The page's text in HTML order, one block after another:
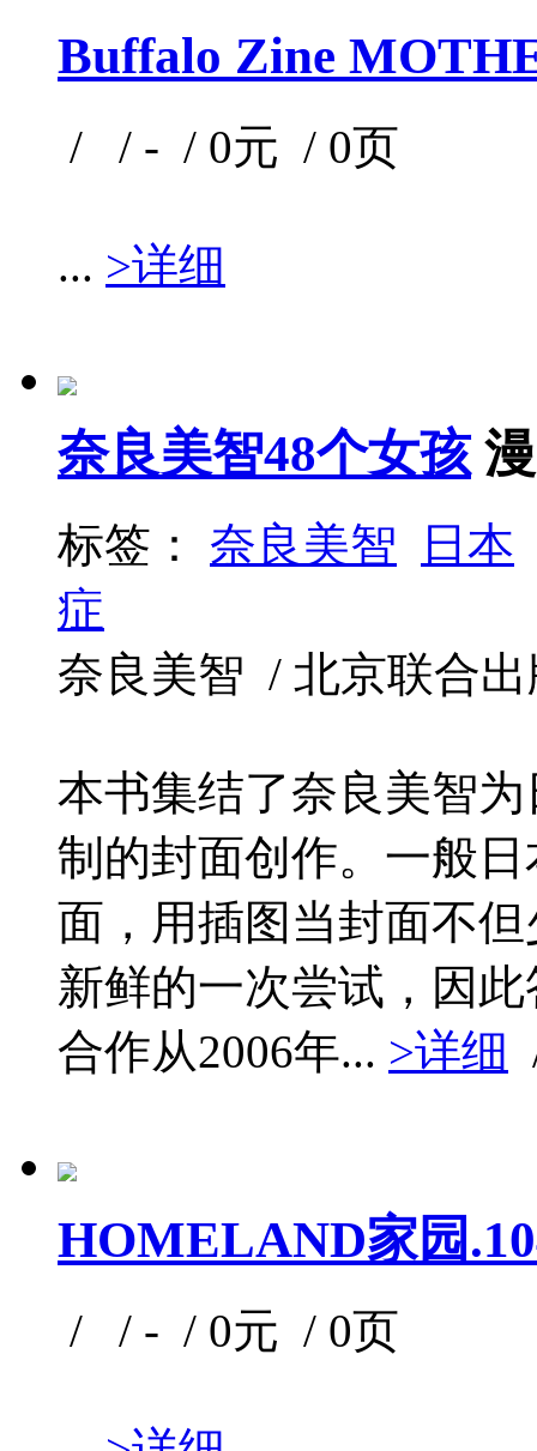
Buffalo Zine
/ / - / 0元 / 0页
... >详细
奈良美智48个女孩
标签： 奈良美智
日本
症
奈良美智 / 北京联合
本书集结了奈良美智
制的封面创作。一般
面，用插图当封面不
新鲜的一次尝试，因
合作从2006年... >详细
HOMELAND家园
/ / - / 0元 / 0页